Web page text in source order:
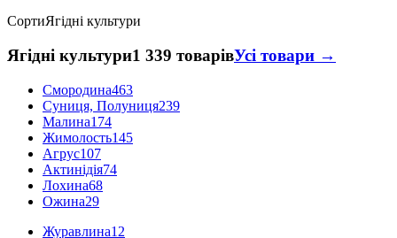
СортиЯгідні культури
Ягідні культури1 339 товарівУсі товари →
Смородина463
Суниця, Полуниця239
Малина174
Жимолость145
Агрус107
Актинідія74
Лохина68
Ожина29
Журавлина12